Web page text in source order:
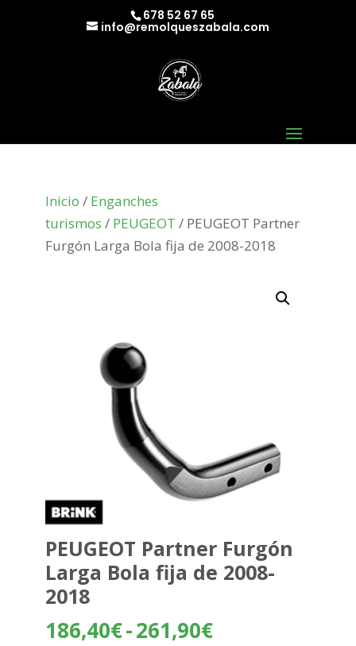
678 52 67 65
info@remolqueszabala.com
Inicio / Enganches
turismos / PEUGEOT / PEUGEOT Partner
Furgón Larga Bola fija de 2008-2018
PEUGEOT Partner Furgón
Larga Bola fija de 2008-
2018
186,40€-261,90€Rango